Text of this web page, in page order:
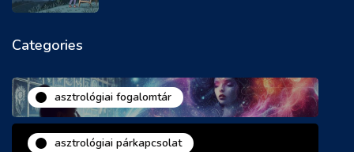
Categories
asztrológiai fogalomtár
asztrológiai párkapcsolat